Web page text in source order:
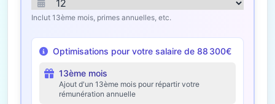
Inclut 13ème mois, primes annuelles, etc.
Optimisations pour votre salaire de 88 300€
13ème mois
Ajout d'un 13ème mois pour répartir votre
rémunération annuelle